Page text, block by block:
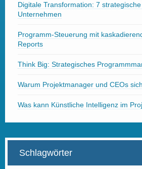
Digitale Transformation: 7
Unternehmen
Programm-Steuerung mit
Reports
Think Big: Strategisches
Warum Projektmanager und CEOs
Was kann Künstliche Intelligenz im
Schlagwörter